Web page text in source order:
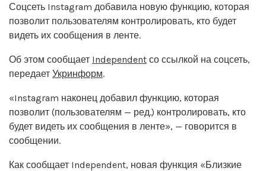
Соцсеть Instagram добавила новую функцию, которая
позволит пользователям контролировать, кто будет
видеть их сообщения в ленте.
Об этом сообщает Independent со ссылкой на соцсеть,
передает Укринформ.
«Instagram наконец добавил функцию, которая
позволит (пользователям — ред.) контролировать, кто
будет видеть их сообщения в ленте», — говорится в
сообщении.
Как сообщает Independent, новая функция «Близкие